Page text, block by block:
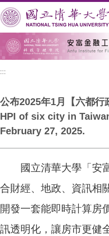
跳
到
主
要
內
容
:::
公布2025年1月【六都
HPI of six city in
February 27, 2025.
國立清華大學「安富
合財經、地政、資訊相
開發一套能即時計算房
訊透明化，讓房市更健